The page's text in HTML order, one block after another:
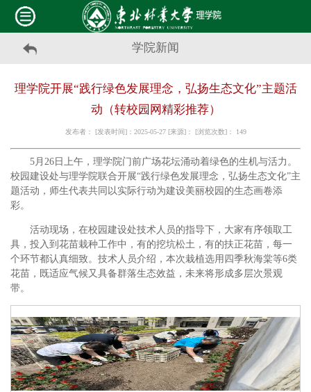
学院新闻
理学院开展“践行绿色发展理念，弘扬生态文化”主题活
动（转校园网精彩推荐）
发布者： [发表时间]：2025-05-27 [来源]： [浏览次数]： 149
5月26日上午，理学院门前广场花坛涌动着绿色的生机与活力。
校园建设处与理学院联合开展“践行绿色发展理念，弘扬生态文化”主
题活动，师生代表共同以实际行动为建设美丽校园的生态画卷添
彩。
活动现场，在校园建设处技术人员的指导下，大家有序领取工
具，投入到花苗栽种工作中，有的挖坑松土，有的扶正花苗，每一
个环节都认真细致。技术人员介绍，本次栽植选用四季秋海棠等6类
花苗，既适应气候又具备群落生态效益，未来将形成多层次景观
带。